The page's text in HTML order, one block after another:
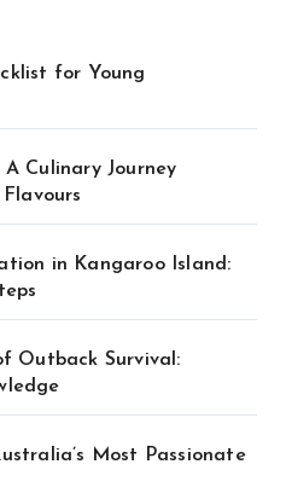
for Young
A Culinary Journey
Flavours
in Kangaroo Island:
Outback Survival:
Most Passionate